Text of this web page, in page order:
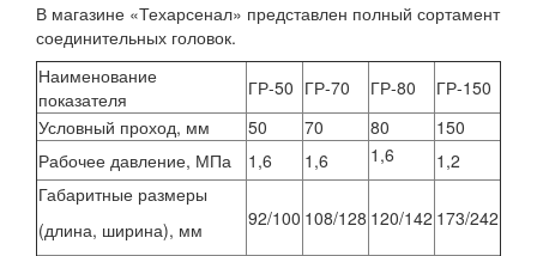
В магазине «Техарсенал» представлен полный сортамент
соединительных головок.
Наименование
показателя
ГР-50 ГР-70 ГР-80
ГР-150
Условный проход, мм
50 70 80
150
Рабочее давление, МПа
1,6 1,6 1,6
1,2
Габаритные размеры
(длина, ширина), мм
92/100 108/128 120/142 173/242